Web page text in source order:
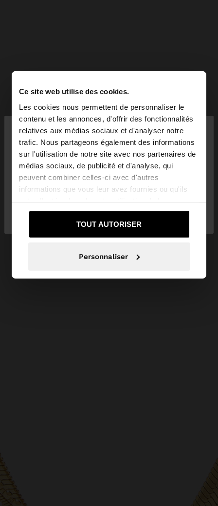
Ce site web utilise des cookies.
Les cookies nous permettent de personnaliser le
contenu et les annonces, d'offrir des fonctionnalités
relatives aux médias sociaux et d'analyser notre
trafic. Nous partageons également des informations
sur l'utilisation de notre site avec nos partenaires de
médias sociaux, de publicité et d'analyse, qui
peuvent combiner celles-ci avec d'autres
informations que vous leur avez fournies ou qu'ils
services.
TOUT AUTORISER
Personnaliser
bonjour ×
Vous accédez au site depuis France. Voulez-vous
parcourir notre site au United States?